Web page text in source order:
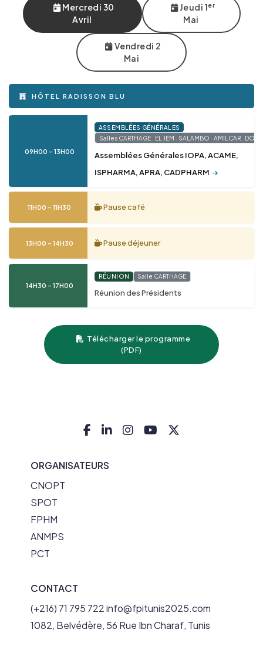
Mercredi 30
Avril
Jeudi 1er
Mai
Vendredi 2
Mai
HÔTEL RADISSON BLU
09H00 – 13H00
ASSEMBLÉES GÉNÉRALES
Salles CARTHAGE · EL JEM · SALAMBO · AMILCAR ·
Assemblées Générales IOPA, ACAME,
ISPHARMA, APRA, CADPHARM
11H00 – 11H30 Pause café
13H00 – 14H30 Pause déjeuner
14H30 – 17H00
RÉUNION Salle CARTHAGE
Réunion des Présidents
Télécharger le programme
(PDF)
ORGANISATEURS
CNOPT
SPOT
FPHM
ANMPS
PCT
CONTACT
(+216) 71 795 722 info@fpitunis2025.com
1082, Belvédère, 56 Rue Ibn Charaf, Tunis